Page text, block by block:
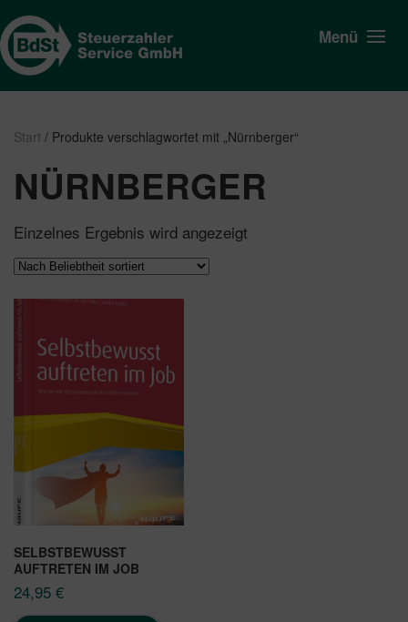
Menü
Start / Produkte verschlagwortet mit „Nürnberger“
NÜRNBERGER
Einzelnes Ergebnis wird angezeigt
SELBSTBEWUSST
AUFTRETEN IM JOB
24,95 €